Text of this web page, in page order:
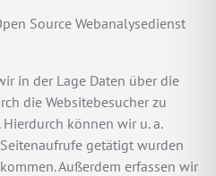
Source Webanalysedienst
in der Lage Daten über die
die Websitebesucher zu
können wir u. a.
getätigt wurden
Außerdem erfassen wir